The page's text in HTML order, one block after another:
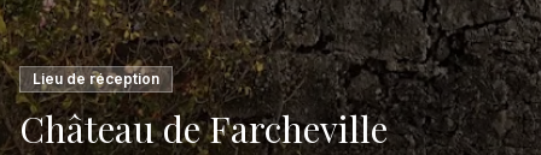
Lieu de réception
Château de Farcheville